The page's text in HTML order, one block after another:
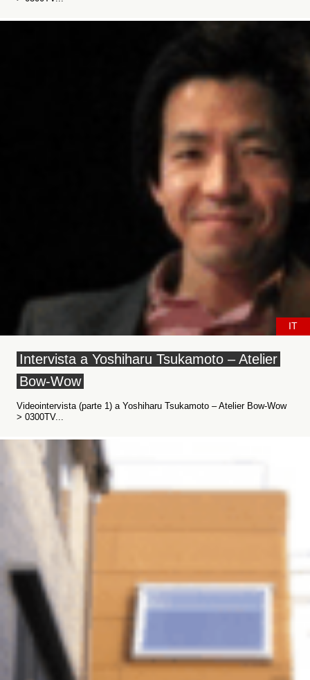
IT
Intervista a Yoshiharu Tsukamoto – Atelier
Bow-Wow
Videointervista (parte 1) a Yoshiharu Tsukamoto – Atelier Bow-Wow
> 0300TV...